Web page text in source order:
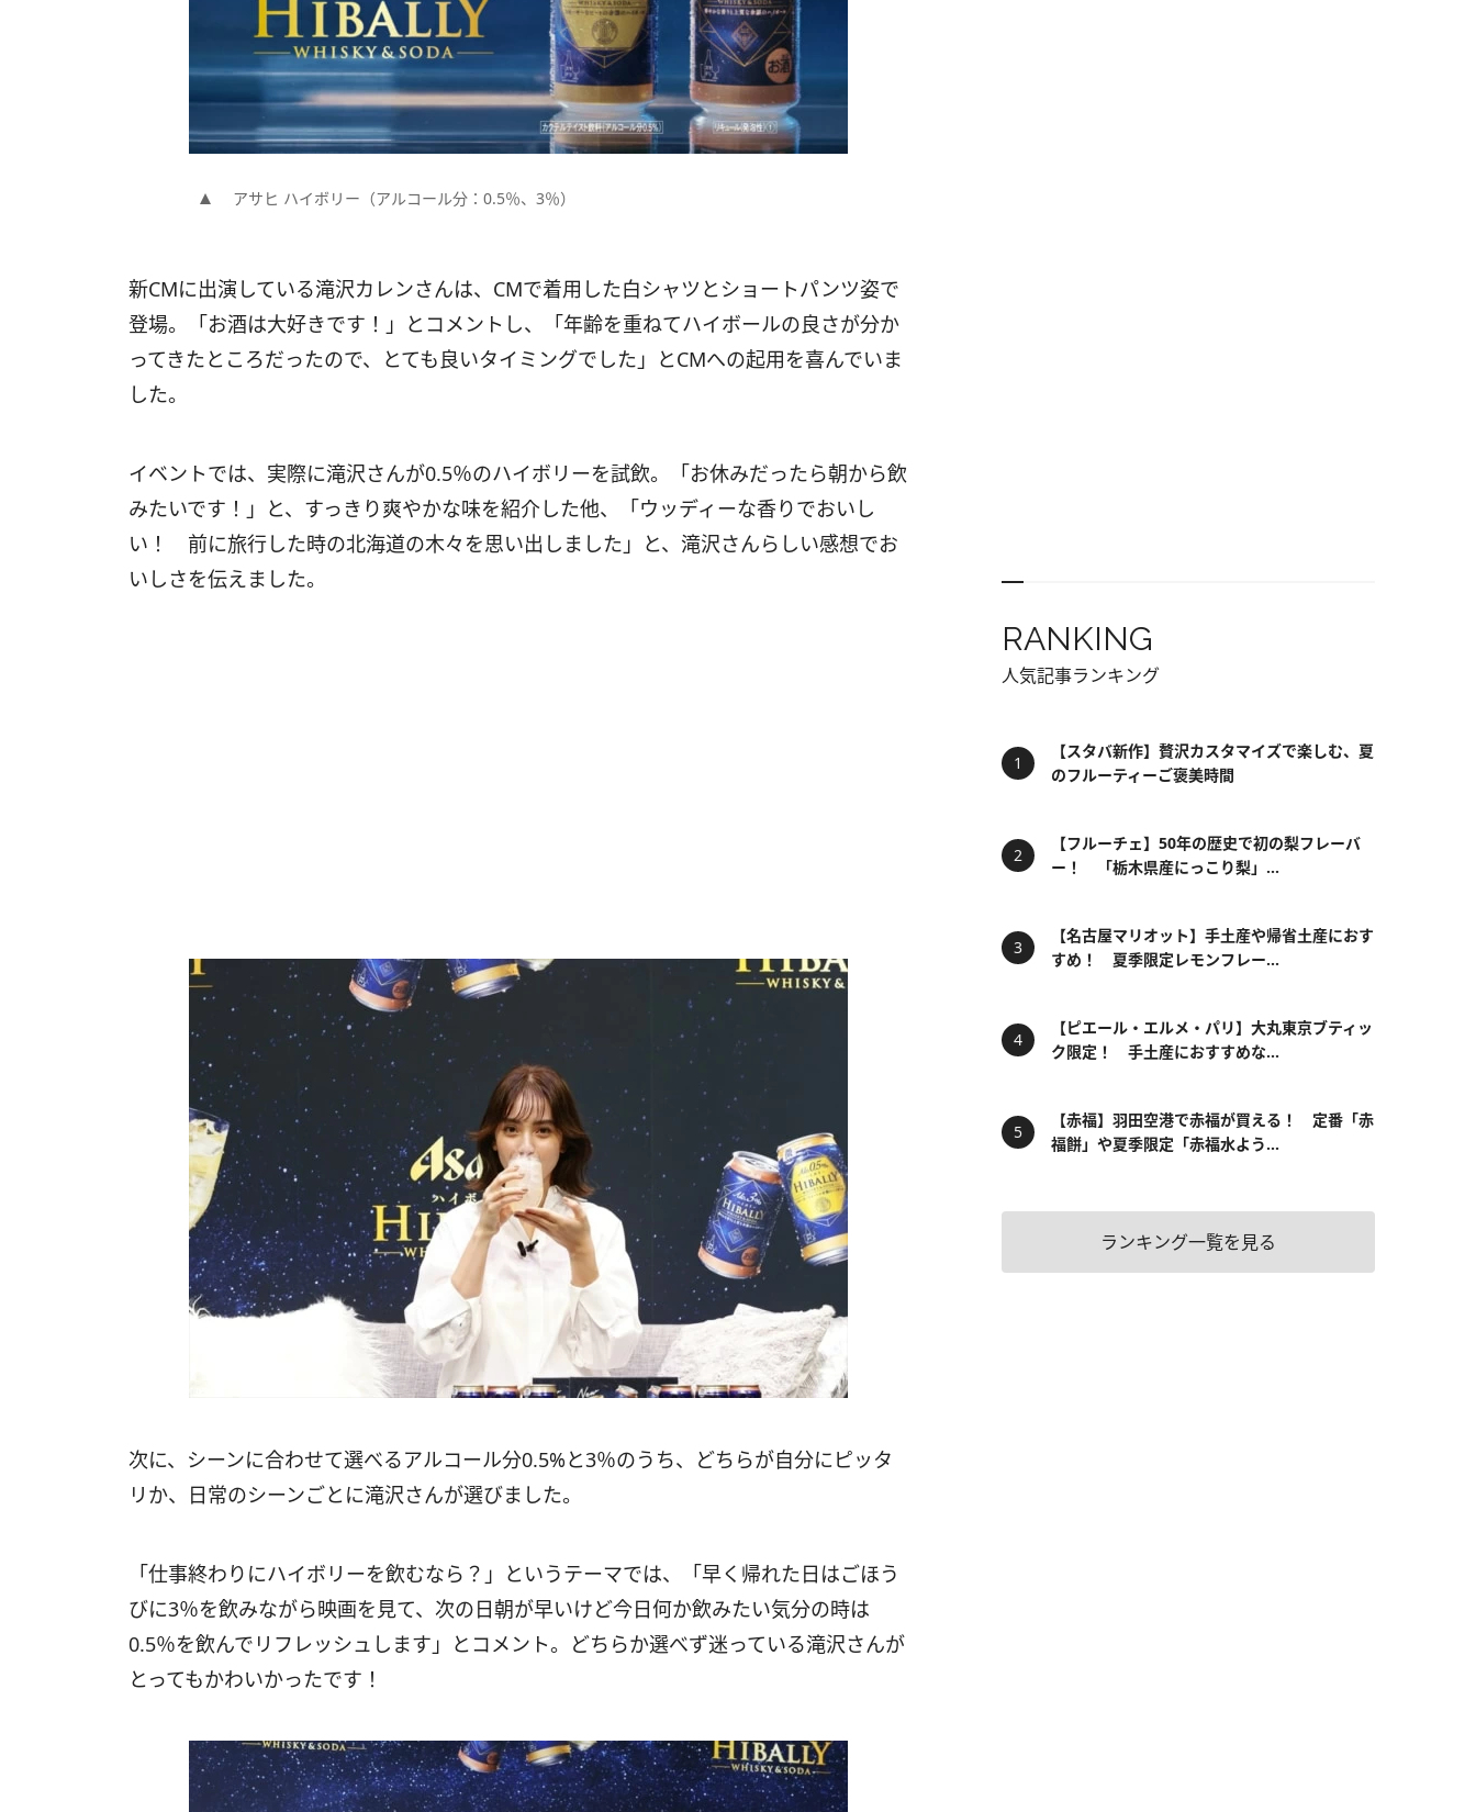
アサヒ ハイボリー（アルコール分：0.5％、3％）
新CMに出演している滝沢カレンさんは、CMで着用した白シャツとショートパンツ姿で
登場。「お酒は大好きです！」とコメントし、「年齢を重ねてハイボールの良さが分か
ってきたところだったので、とても良いタイミングでした」とCMへの起用を喜んでいま
した。
イベントでは、実際に滝沢さんが0.5％のハイボリーを試飲。「お休みだったら朝から飲
みたいです！」と、すっきり爽やかな味を紹介した他、「ウッディーな香りでおいし
い！ 前に旅行した時の北海道の木々を思い出しました」と、滝沢さんらしい感想でお
いしさを伝えました。
次に、シーンに合わせて選べるアルコール分0.5%と3％のうち、どちらが自分にピッタ
リか、日常のシーンごとに滝沢さんが選びました。
「仕事終わりにハイボリーを飲むなら？」というテーマでは、「早く帰れた日はごほう
びに3％を飲みながら映画を見て、次の日朝が早いけど今日何か飲みたい気分の時は
0.5％を飲んでリフレッシュします」とコメント。どちらか選べず迷っている滝沢さんが
とってもかわいかったです！
RANKING
人気記事ランキング
【スタバ新作】贅沢カスタマイズで楽しむ、夏
のフルーティーご褒美時間
【フルーチェ】50年の歴史で初の梨フレーバ
ー！ 「栃木県産にっこり梨」...
【名古屋マリオット】手土産や帰省土産におす
すめ！ 夏季限定レモンフレー...
【ピエール・エルメ・パリ】大丸東京ブティッ
ク限定！ 手土産におすすめな...
【赤福】羽田空港で赤福が買える！ 定番「赤
福餅」や夏季限定「赤福水よう...
ランキング一覧を見る